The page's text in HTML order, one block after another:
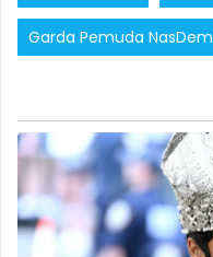
Garda Pemuda NasDem